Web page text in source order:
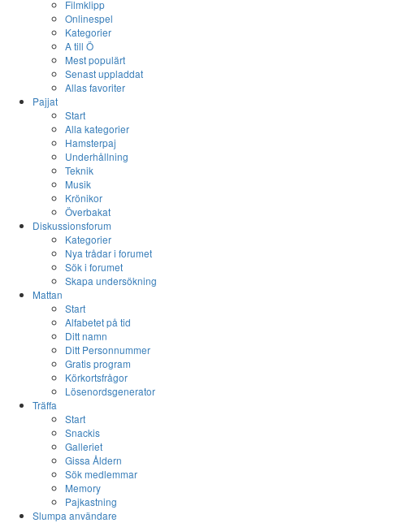
Filmklipp
Onlinespel
Kategorier
A till Ö
Mest populärt
Senast uppladdat
Allas favoriter
Pajjat
Start
Alla kategorier
Hamsterpaj
Underhållning
Teknik
Musik
Krönikor
Överbakat
Diskussionsforum
Kategorier
Nya trådar i forumet
Sök i forumet
Skapa undersökning
Mattan
Start
Alfabetet på tid
Ditt namn
Ditt Personnummer
Gratis program
Körkortsfrågor
Lösenordsgenerator
Träffa
Start
Snackis
Galleriet
Gissa Åldern
Sök medlemmar
Memory
Pajkastning
Slumpa användare